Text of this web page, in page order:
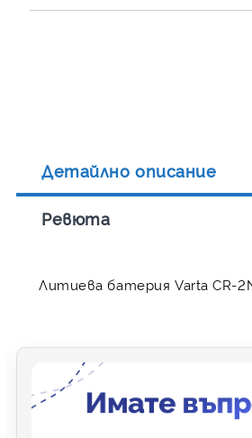
Детайлно описание
Ревюта
Литиева батерия Varta CR-